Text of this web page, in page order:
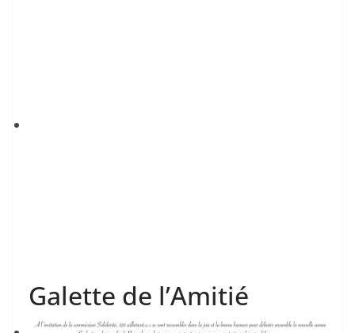
Galette de l’Amitié